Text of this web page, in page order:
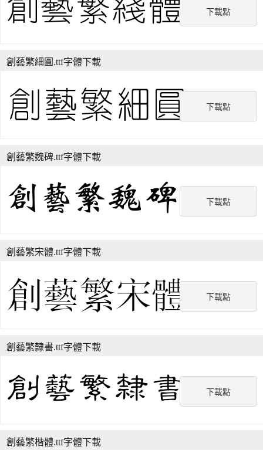
下載點
下載點
創藝繁細圓.ttf字體下載
下載點
創藝繁魏碑.ttf字體下載
下載點
創藝繁宋體.ttf字體下載
下載點
創藝繁隸書.ttf字體下載
創藝繁楷體.ttf字體下載